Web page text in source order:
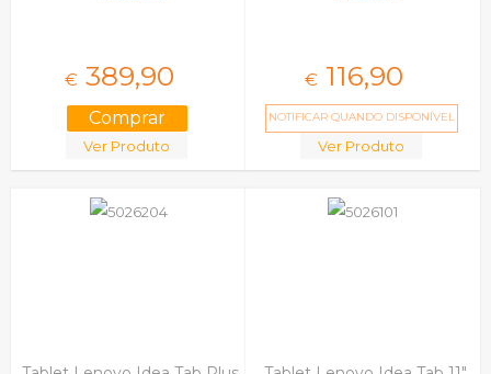
€ 389,90
Ver Produto
€ 116,90
NOTIFICAR QUANDO DISPONÍVEL
Ver Produto